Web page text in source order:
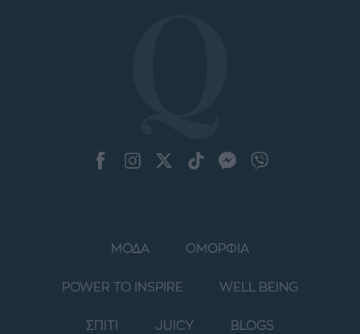
ΜΟΔΑ ΟΜΟΡΦΙΑ
POWER TO INSPIRE WELL BEING
ΣΠΙΤΙ JUICY BLOGS